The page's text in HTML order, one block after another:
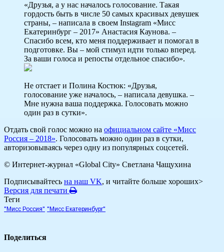
«Друзья, а у нас началось голосование. Такая
гордость быть в числе 50 самых красивых девушек
страны, – написала в своем Instagram «Мисс
Екатеринбург – 2017» Анастасия Каунова. –
Спасибо всем, кто меня поддерживает и помогал в
подготовке. Вы – мой стимул идти только вперед.
За ваши голоса и репосты отдельное спасибо».
Не отстает и Полина Костюк: «Друзья,
голосование уже началось, – написала девушка. –
Мне нужна ваша поддержка. Голосовать можно
один раз в сутки».
Отдать свой голос можно на официальном сайте «Мисс
Россия – 2018». Голосовать можно один раз в сутки,
авторизовываясь через одну из популярных соцсетей.
© Интернет-журнал «Global City» Светлана Чащухина
Подписывайтесь на наш VK, и читайте больше хороших>
Версия для печати
Теги
"Мисс Россия" "Мисс Екатеринбург"
Поделиться